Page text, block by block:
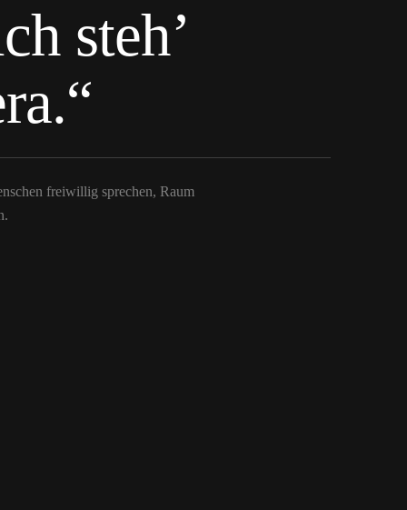
steh’
freiwillig sprechen, Raum